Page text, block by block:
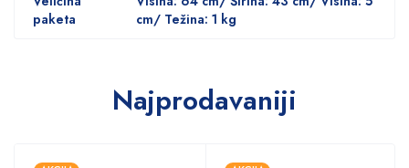
paketa
cm/ Težina: 1 kg
Najprodavaniji